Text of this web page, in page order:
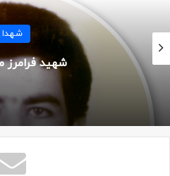
سالگی آغاز کرده بود. او فرزندی
بعد از آنکه کلاس هفتم را تمام
دروس طلبگی خواند.
حتی شناسنامه اش را هم دستکاری
شهید